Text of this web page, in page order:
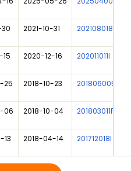
2021-10-31 202108018I
2020-12-16 202011011I
25 2018-10-23 201806005F01
06 2018-10-04 201803011F01
13 2018-04-14 201712018I
05 2017-04-06